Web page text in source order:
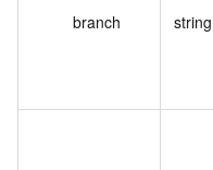
branch string